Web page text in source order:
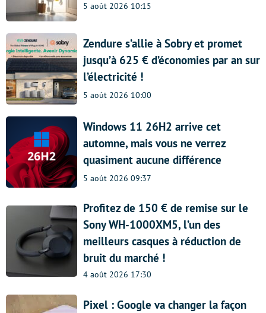
5 août 2026 10:15
Zendure s’allie à Sobry et promet
jusqu’à 625 € d’économies par an sur
l’électricité !
5 août 2026 10:00
Windows 11 26H2 arrive cet
automne, mais vous ne verrez
quasiment aucune différence
5 août 2026 09:37
Profitez de 150 € de remise sur le
Sony WH-1000XM5, l’un des
meilleurs casques à réduction de
bruit du marché !
4 août 2026 17:30
Pixel : Google va changer la façon